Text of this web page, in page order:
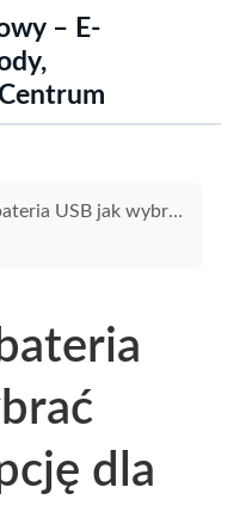
– E-
najlepszą opcję dla Twojego urządzenia
dla